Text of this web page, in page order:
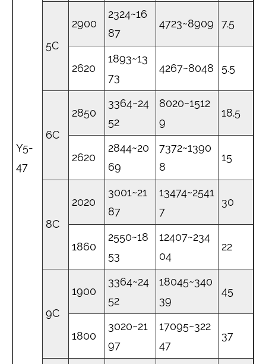
Y5-
47
5C
2900
2324~16
87
4723~8909 7.5
2620
1893~13
73
4267~8048 5.5
6C
2850
3364~24
52
8020~1512
9
18.5
2620
2844~20
69
7372~1390
8
15
8C
2020
3001~21
87
13474~2541
7
30
1860
2550~18
53
12407~234
04
22
9C
1900
3364~24
52
18045~340
39
45
1800
3020~21
97
17095~322
47
37